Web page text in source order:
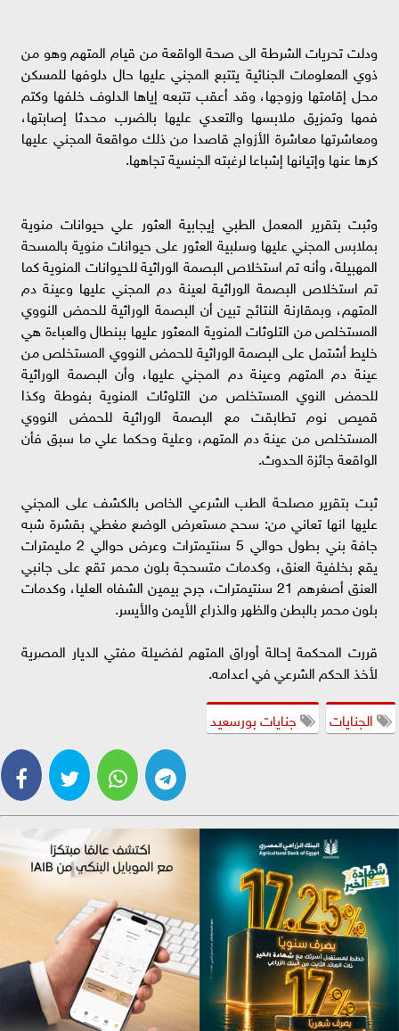
ودلت تحريات الشرطة الى صحة الواقعة من قيام المتهم وهو من
ذوي المعلومات الجنائية يتتبع المجني عليها حال دلوفها للمسكن
محل إقامتها وزوجها، وقد أعقب تتبعه إياها الدلوف خلفها وكتم
فمها وتمزيق ملابسها والتعدي عليها بالضرب محدثا إصابتها،
ومعاشرتها معاشرة الأزواج قاصدا من ذلك مواقعة المجني عليها
كرها عنها وإتيانها إشباعا لرغبته الجنسية تجاهها.
وثبت بتقرير المعمل الطبي إيجابية العثور علي حيوانات منوية
بملابس المجني عليها وسلبية العثور على حيوانات منوية بالمسحة
المهبيلة، وأنه تم استخلاص البصمة الوراثية للحيوانات المنوية كما
تم استخلاص البصمة الوراثية لعينة دم المجني عليها وعينة دم
المتهم، وبمقارنة النتائج تبين أن البصمة الوراثية للحمض النووي
المستخلص من التلوثات المنوية المعثور عليها ببنطال والعباءة هي
خليط أشتمل على البصمة الوراثية للحمض النووي المستخلص من
عينة دم المتهم وعينة دم المجني عليها، وأن البصمة الوراثية
للحمض النوي المستخلص من التلوثات المنوية بفوطة وكذا
قميص نوم تطابقت مع البصمة الوراثية للحمض النووي
المستخلص من عينة دم المتهم، وعلية وحكما علي ما سبق فأن
الواقعة جائزة الحدوث.
ثبت بتقرير مصلحة الطب الشرعي الخاص بالكشف على المجني
عليها انها تعاني من: سحح مستعرض الوضع مغطي بقشرة شبه
جافة بني بطول حوالي 5 سنتيمترات وعرض حوالي 2 مليمترات
يقع بخلفية العنق، وكدمات متسحجة بلون محمر تقع على جانبي
العنق أصغرهم 21 سنتيمترات، جرح بيمين الشفاه العليا، وكدمات
بلون محمر بالبطن والظهر والذراع الأيمن والأيسر.
قررت المحكمة إحالة أوراق المتهم لفضيلة مفتي الديار المصرية
لأخذ الحكم الشرعي في اعدامه.
الجنايات
جنايات بورسعيد